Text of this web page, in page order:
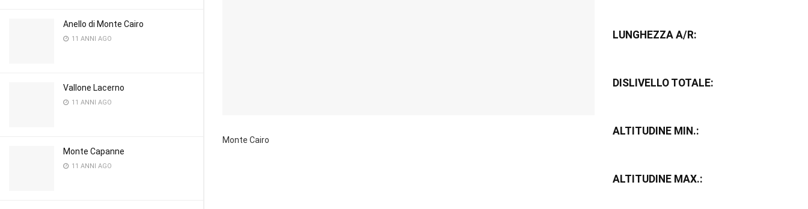
Anello di Monte Cairo
11 ANNI AGO
Vallone Lacerno
11 ANNI AGO
Monte Capanne
11 ANNI AGO
Monte Cairo
LUNGHEZZA A/R:
DISLIVELLO TOTALE:
ALTITUDINE MIN.:
ALTITUDINE MAX.: